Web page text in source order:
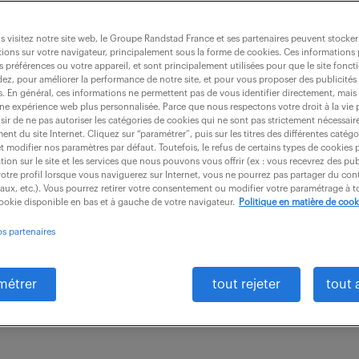
(f/h)
intérim 4 mois 28 600 - 35 750
avec un binôme, vous serez en charge d'un
et techniques. Vos responsabilités
visitez notre site web, le Groupe Randstad France et ses partenaires peuvent
sur votre navigateur, principalement sous la forme de cookies. Ces informations
préférences ou votre appareil, et sont principalement utilisées pour que le site
pour améliorer la performance de notre site, et pour vous proposer des publicités
En général, ces informations ne permettent pas de vous identifier directement,
expérience web plus personnalisée. Parce que nous respectons votre droit à la vie
de ne pas autoriser les catégories de cookies qui ne sont pas strictement
du site Internet. Cliquez sur “paramétrer”, puis sur les titres des différentes
modifier nos paramètres par défaut. Toutefois, le refus de certains types de cookies
sur le site et les services que nous pouvons vous offrir (ex : vous recevrez des
profil lorsque vous naviguerez sur Internet, vous ne pourrez pas partager du
etc.). Vous pourrez retirer votre consentement ou modifier votre paramétrage à
disponible en bas et à gauche de votre navigateur.
Politique en matière de
partenaires
tout rejeter tout